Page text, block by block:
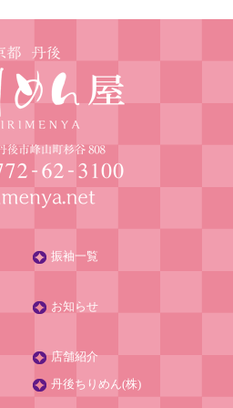
振袖一覧
お知らせ
店舗紹介
丹後ちりめん(株)